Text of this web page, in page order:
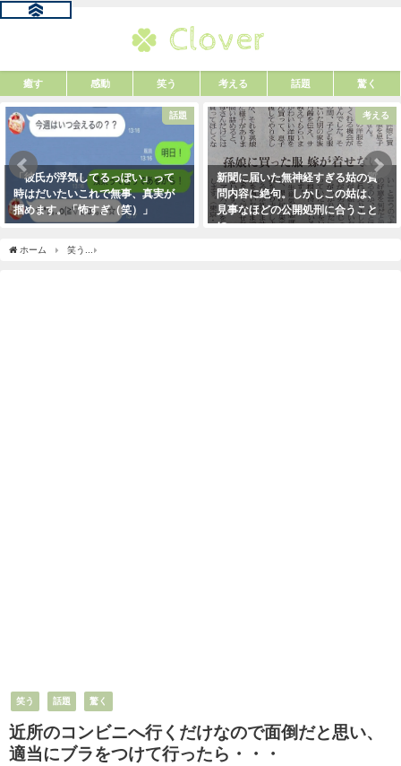
癒す 感動 笑う 考える 話題 驚く
話題
「彼氏が浮気してるっぽい」って
時はだいたいこれで無事、真実が
掴めます。「怖すぎ（笑）」
考える
新聞に届いた無神経すぎる姑の質
問内容に絶句。しかしこの姑は、
見事なほどの公開処刑に合うこと
に・・・
ホーム 笑う
笑う 話題 驚く
近所のコンビニへ行くだけなので面倒だと思い、
適当にブラをつけて行ったら・・・